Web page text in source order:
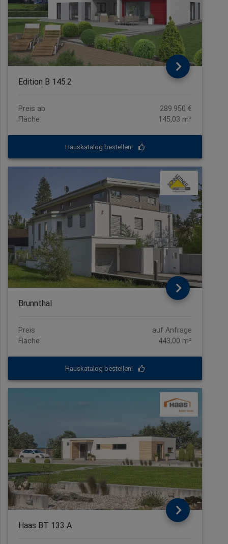
Edition B 145.2
Preis ab
289.950 €
Fläche
145,03 m²
Hauskatalog bestellen!
Brunnthal
Preis
auf Anfrage
Fläche
443,00 m²
Hauskatalog bestellen!
Haas BT 133 A